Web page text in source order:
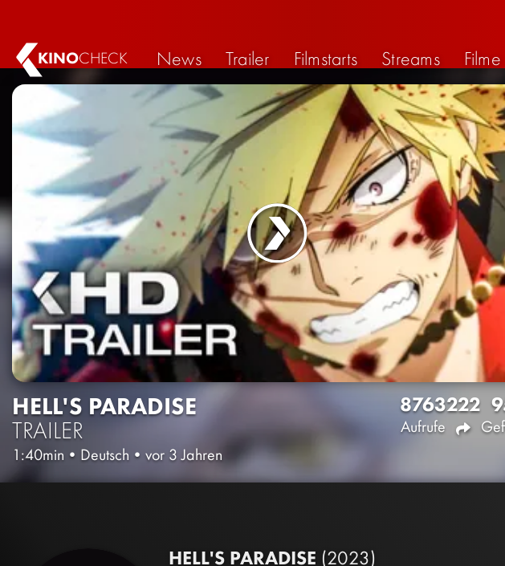
KINOCHECK News Trailer Filmstarts Streams Filme
HELL'S PARADISE
TRAILER
1:40min • Deutsch • vor 3 Jahren
8763
Aufrufe
222
HELL'S PARADISE (2023)